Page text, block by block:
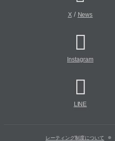
X/ News
Instagram
LINE
レーティング制度について